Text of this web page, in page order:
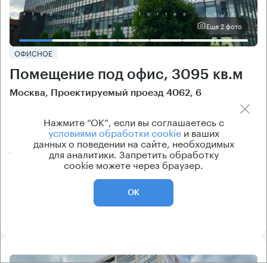
Еще 2 фото
ОФИСНОЕ
Помещение под офис, 3095 кв.м
Москва, Проектируемый проезд 4062, 6
от 265 500 ₽/кв.м
Cтоимость
от 59 791 600 ₽
рейтинг здания
Нажмите “ОК”, если вы соглашаетесь с
условиями обработки cookieи ваших
данных о поведении на сайте, необходимых
для аналитики. Запретить обработку
cookie можете через браузер.
ОК